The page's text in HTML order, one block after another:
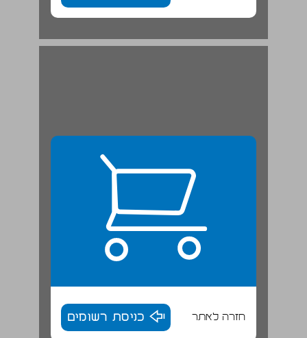
חלק ראשון אמנות בנות הדור הראשון ... 20
חזרה לאתר כניסת רשומים